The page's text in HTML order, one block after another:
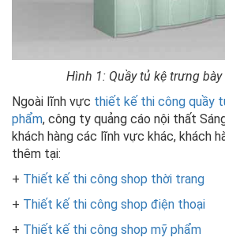
Hình 1: Quầy tủ kệ trưng
Ngoài lĩnh vực thiết kế thi công quầy
phẩm, công ty quảng cáo nội thất
khách hàng các lĩnh vực khác, khách
thêm tại:
+ Thiết kế thi công shop thời trang
+ Thiết kế thi công shop điện thoại
+ Thiết kế thi công shop mỹ phẩm